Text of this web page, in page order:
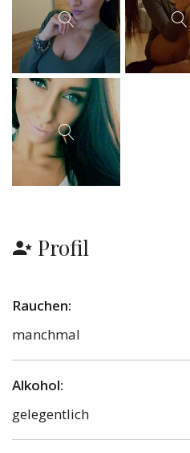
Profil
Rauchen:
manchmal
Alkohol:
gelegentlich